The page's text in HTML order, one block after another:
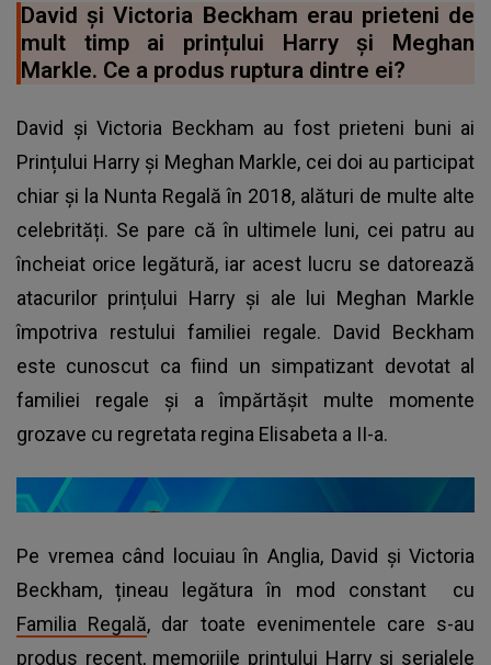
David și Victoria Beckham erau prieteni de
mult timp ai prințului Harry și Meghan
Markle. Ce a produs ruptura dintre ei?
David și Victoria Beckham au fost prieteni buni ai
Prințului Harry și Meghan Markle, cei doi au participat
chiar și la Nunta Regală în 2018, alături de multe alte
celebrități. Se pare că în ultimele luni, cei patru au
încheiat orice legătură, iar acest lucru se datorează
atacurilor prințului Harry și ale lui Meghan Markle
împotriva restului familiei regale. David Beckham
este cunoscut ca fiind un simpatizant devotat al
familiei regale și a împărtășit multe momente
grozave cu regretata regina Elisabeta a II-a.
Pe vremea când locuiau în Anglia, David și Victoria
Beckham, țineau legătura în mod constant cu
Familia Regală, dar toate evenimentele care s-au
produs recent, memoriile prințului Harry și serialele